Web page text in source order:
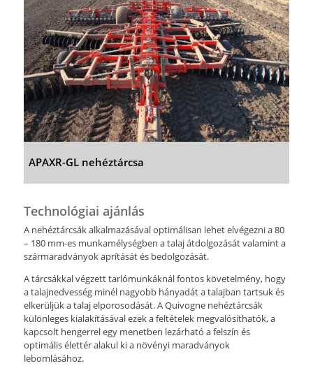
APAXR-GL nehéztárcsa
Technológiai ajánlás
A nehéztárcsák alkalmazásával optimálisan lehet elvégezni a 80
– 180 mm-es munkamélységben a talaj átdolgozását valamint a
szármaradványok aprítását és bedolgozását.
A tárcsákkal végzett tarlómunkáknál fontos követelmény, hogy
a talajnedvesség minél nagyobb hányadát a talajban tartsuk és
elkerüljük a talaj elporosodását. A Quivogne nehéztárcsák
különleges kialakításával ezek a feltételek megvalósíthatók, a
kapcsolt hengerrel egy menetben lezárható a felszín és
optimális élettér alakul ki a növényi maradványok
lebomlásához.